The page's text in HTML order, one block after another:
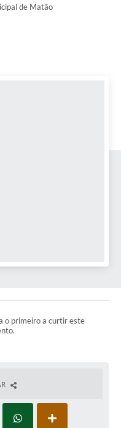
de Matão
o primeiro a curtir este